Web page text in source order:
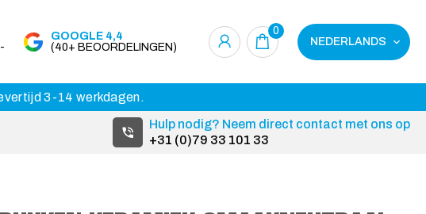
GOOGLE 4,4
(40+ BEOORDELINGEN)
0
NEDERLANDS
3-14 werkdagen.
Hulp nodig? Neem direct contact met ons op
+31 (0)79 33 101 33